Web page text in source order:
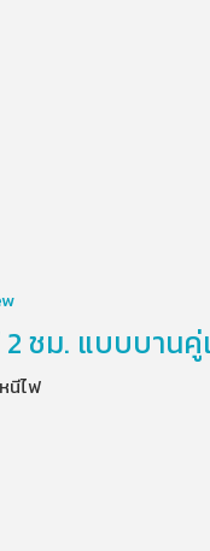
2 ชม. แบบบาน
นีไฟ